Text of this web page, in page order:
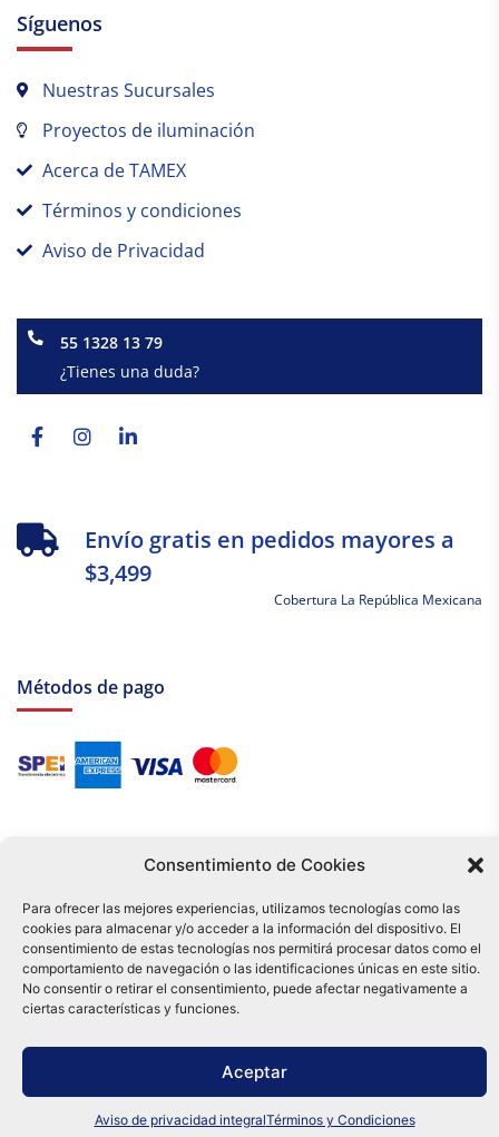
Consentimiento de Cookies
Para ofrecer las mejores experiencias, utilizamos tecnologías como las
cookies para almacenar y/o acceder a la información del dispositivo. El
consentimiento de estas tecnologías nos permitirá procesar datos como el
comportamiento de navegación o las identificaciones únicas en este sitio.
No consentir o retirar el consentimiento, puede afectar negativamente a
ciertas características y funciones.
Aceptar
Aviso de privacidad integralTérminos y Condiciones
Síguenos
Nuestras Sucursales
Proyectos de iluminación
Acerca de TAMEX
Términos y condiciones
Aviso de Privacidad
55 1328 13 79
¿Tienes una duda?
f
Envío gratis en pedidos mayores a
$3,499
Cobertura La República Mexicana
Métodos de pago
Tu compra es respaldada por nuestro certificado SSL y operada bajo las
mejores prácticas de seguridad.
Distribuidora Tamex - México
e-commerce